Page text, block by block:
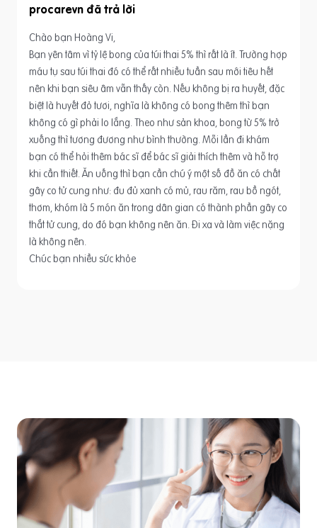
procarevn
Chào bạn Hoàng Vi,
Bạn yên tâm vì tỷ lệ bong của túi thai 5% thì rất là ít. Trường hợp
máu tụ sau túi thai đó có thể rất nhiều tuần sau mới tiêu hết
nên khi bạn siêu âm vẫn thấy còn. Nếu không bị ra huyết, đặc
biệt là huyết đỏ tươi, nghĩa là không có bong thêm thì bạn
không có gì phải lo lắng. Theo như sản khoa, bong từ 5% trở
xuống thì tương đương như bình thường. Mỗi lần đi khám
bạn có thể hỏi thêm bác sĩ để bác sĩ giải thích thêm và hỗ trợ
khi cần thiết. Ăn uống thì bạn cần chú ý một số đồ ăn có chất
gây co tử cung như: đu đủ xanh có mủ, rau răm, rau bồ ngót,
thơm, khóm là 5 món ăn trong dân gian có thành phần gây co
thắt tử cung, do đó bạn không nên ăn. Đi xa và làm việc nặng
là không nên.
Chúc bạn nhiều sức khỏe